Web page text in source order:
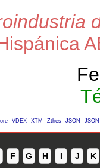
VDEX XTM Zthes JSON
F G H I J K